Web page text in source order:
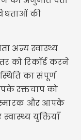
की
अन्य स्वास्थ्य
को रिकॉर्ड करने
का संपूर्ण
रक्तचाप को
और आपके
युक्तियाँ